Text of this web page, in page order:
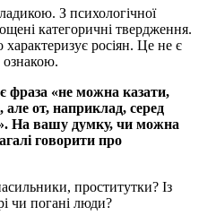
З психологічної
категоричні твердження.
росіян. Це не є
фраза «не можна казати,
але от, наприклад, серед
На вашу думку, чи можна
говорити про
проститутки? Із
чи погані люди?